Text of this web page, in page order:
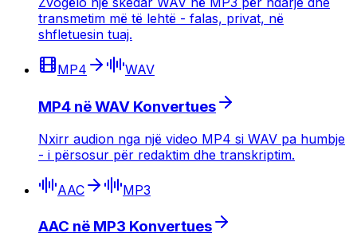
transmetim më të lehtë - falas, privat, në
shfletuesin tuaj.
MP4 WAV
MP4 në WAV Konvertues
Nxirr audion nga një video MP4 si WAV pa humbje
- i përsosur për redaktim dhe transkriptim.
AAC MP3
AAC në MP3 Konvertues